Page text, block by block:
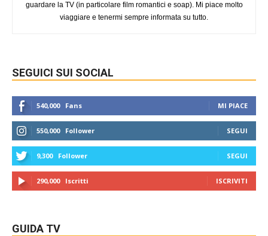
guardare la TV (in particolare film romantici e soap). Mi piace molto
viaggiare e tenermi sempre informata su tutto.
SEGUICI SUI SOCIAL
540,000 Fans MI PIACE
550,000 Follower SEGUI
9,300 Follower SEGUI
290,000 Iscritti ISCRIVITI
GUIDA TV